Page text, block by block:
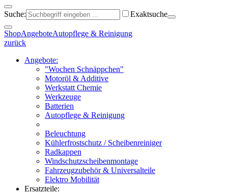
Suche: Exaktsuche
ShopAngeboteAutopflege & Reinigung
zurück
Angebote:
"Wochen Schnäppchen"
Motoröl & Additive
Werkstatt Chemie
Werkzeuge
Batterien
Autopflege & Reinigung
Beleuchtung
Kühlerfrostschutz / Scheibenreiniger
Radkappen
Windschutzscheibenmontage
Fahrzeugzubehör & Universalteile
Elektro Mobilität
Ersatzteile: